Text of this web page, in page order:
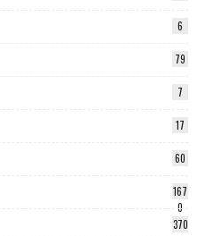
6
79
7
17
60
167
0
370